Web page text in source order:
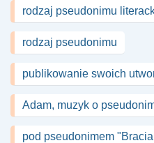
rodzaj pseudonimu
rodzaj pseudonimu
publikowanie swoich
Adam, muzyk o
pod pseudonimem